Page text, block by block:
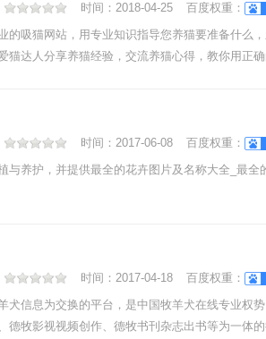
时间： 2018-04-25
百度权重：
的吸猫网站，用专业知识指导您养猫要准备什么
猫达人分享养猫经验，交流养猫心得，教你用正
时间： 2017-06-08
百度权重：
与养护，并提供最全的花卉图片及名称大全_最全
时间： 2017-04-18
百度权重：
犬信息为交换的平台，是中国牧羊犬在线专业权
德牧影视视频创作、德牧书刊杂志出书等为一体